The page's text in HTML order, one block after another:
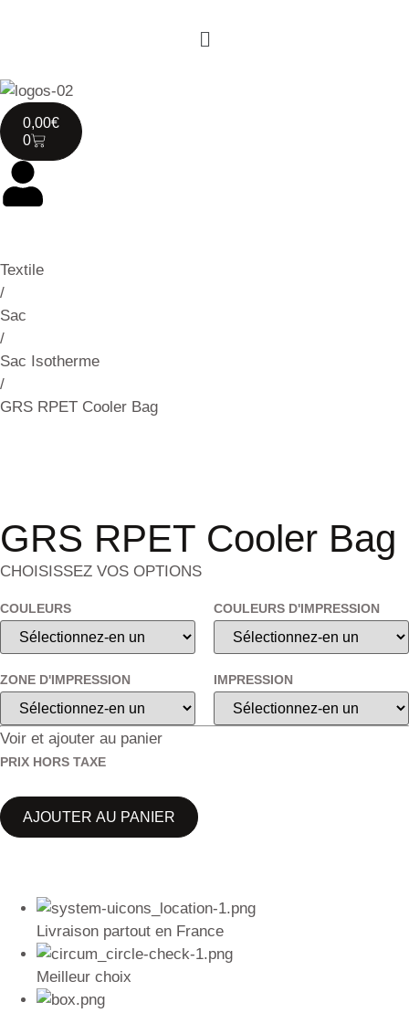
0,00€
0
Textile
/
Sac
/
Sac Isotherme
/
GRS RPET Cooler Bag
GRS RPET Cooler Bag
CHOISISSEZ VOS OPTIONS
COULEURS COULEURS D'IMPRESSION
ZONE D'IMPRESSION IMPRESSION
Voir et ajouter au panier
PRIX HORS TAXE
AJOUTER AU PANIER
Livraison partout en France
Meilleur choix